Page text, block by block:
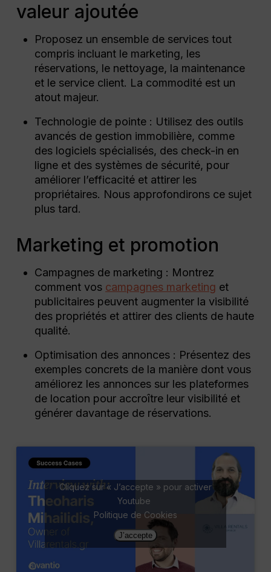
valeur ajoutée
Proposez un ensemble de services tout
compris incluant le marketing, les
réservations, le nettoyage, la maintenance
et le service client. La commodité est un
atout majeur.
Technologie de pointe : Utilisez des outils
avancés de gestion immobilière, comme
des logiciels spécialisés, des check-in en
ligne et des systèmes de sécurité, pour
améliorer l’efficacité et attirer les
propriétaires. Nous approfondirons ce sujet
plus tard.
Marketing et promotion
Campagnes de marketing : Montrez
comment vos campagnes marketing et
publicitaires peuvent augmenter la visibilité
des propriétés et attirer des clients de haute
qualité.
Optimisation des annonces : Présentez des
exemples concrets de la manière dont vous
améliorez les annonces sur les plateformes
de location pour accroître leur visibilité et
générer davantage de réservations.
Cliquez sur « J’accepte » pour activer
Youtube
Politique de Cookies
J’accepte